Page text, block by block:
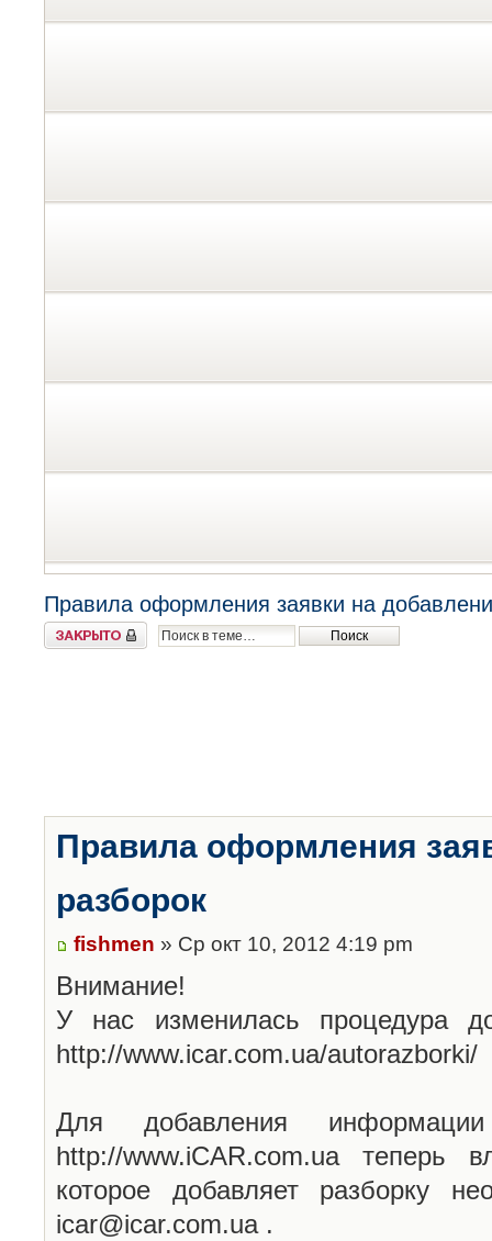
Правила оформления заявки на
Закрыто
Правила оформления
разборок
fishmen » Ср окт 10, 2012 4:19 pm
Внимание!
У нас изменилась процедура
http://www.icar.com.ua/autorazborki/
Для добавления
http://www.iCAR.com.ua теперь
которое добавляет разборку
icar@icar.com.ua .